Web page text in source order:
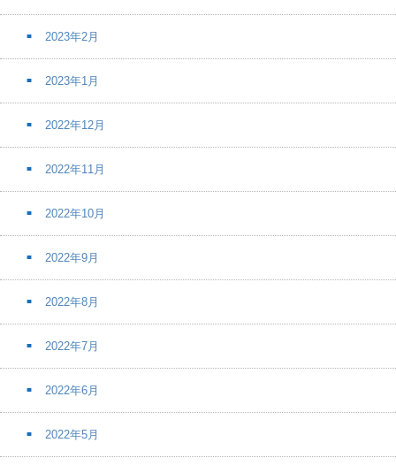
2023年2月
2023年1月
2022年12月
2022年11月
2022年10月
2022年9月
2022年8月
2022年7月
2022年6月
2022年5月